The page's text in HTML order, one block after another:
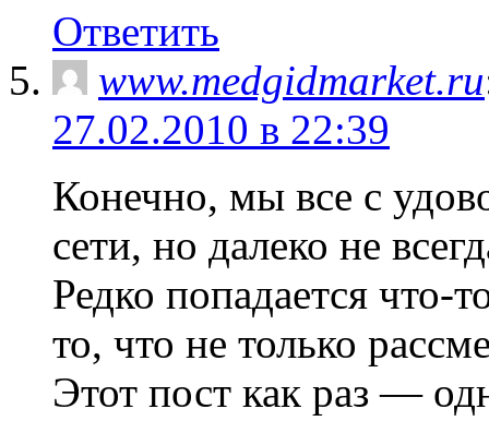
Ответить
www.medgidmarket.ru
27.02.2010 в 22:39
Конечно, мы все с
сети, но далеко не
Редко попадается что-
то, что не только
Этот пост как раз —